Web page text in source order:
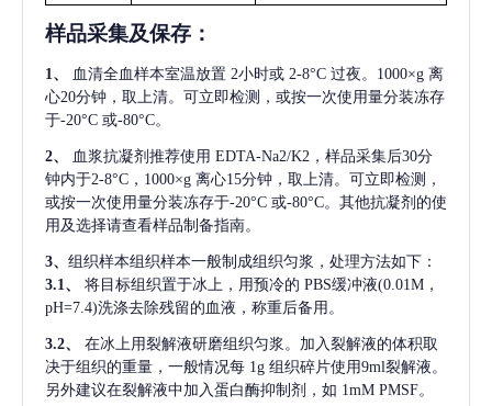
样品采集及保存 ：
1、 血清全血样本室温放置 2小时或 2-8°C 过夜。1000×g 离
心20分钟，取上清。可立即检测，或按一次使用量分装冻存
于-20°C 或-80°C。
2、 血浆抗凝剂推荐使用 EDTA-Na2/K2，样品采集后30分
钟内于2-8°C，1000×g 离心15分钟，取上清。可立即检测，
或按一次使用量分装冻存于-20°C 或-80°C。其他抗凝剂的使
用及选择请查看样品制备指南。
3、 组织样本组织样本一般制成组织匀浆，处理方法如下：
3.1、
将目标组织置于冰上，用预冷的 PBS缓冲液(0.01M，
pH=7.4)洗涤去除残留的血液，称重后备用。
3.2、
在冰上用裂解液研磨组织匀浆。加入裂解液的体积取
决于组织的重量，一般情况每 1g 组织碎片使用9ml裂解液。
另外建议在裂解液中加入蛋白酶抑制剂，如 1mM PMSF。